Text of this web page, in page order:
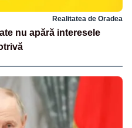
Realitatea de Oradea
nu apără interesele